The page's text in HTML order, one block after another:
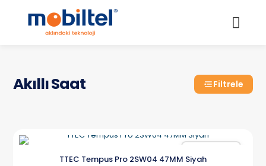
Akıllı Saat Filtrele
TTEC Tempus Pro 2SW04 47MM Siyah